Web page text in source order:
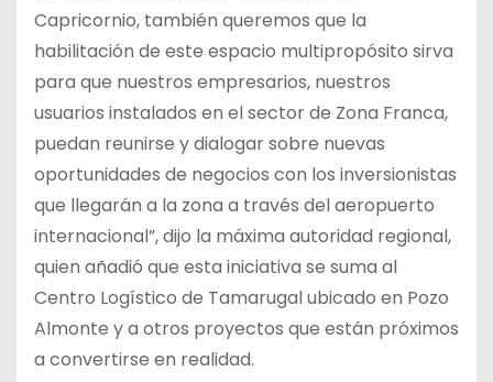
Capricornio, también queremos que la
habilitación de este espacio multipropósito sirva
para que nuestros empresarios, nuestros
usuarios instalados en el sector de Zona Franca,
puedan reunirse y dialogar sobre nuevas
oportunidades de negocios con los inversionistas
que llegarán a la zona a través del aeropuerto
internacional”, dijo la máxima autoridad regional,
quien añadió que esta iniciativa se suma al
Centro Logístico de Tamarugal ubicado en Pozo
Almonte y a otros proyectos que están próximos
a convertirse en realidad.